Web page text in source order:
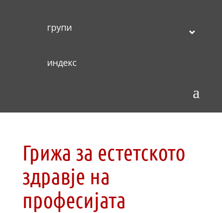
групи
индекс
Грижа за естетското
здравје на
професијата